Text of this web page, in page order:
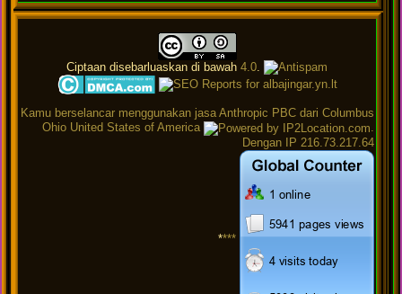
Ciptaan disebarluaskan di bawah 4.0
Kamu berselancar menggunakan jasa Anthropic PBC dari Columbus
Ohio United States of America
.
Dengan IP 216.73.217.64
****